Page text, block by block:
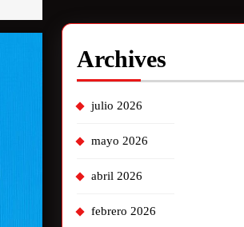
Archives
julio 2026
mayo 2026
abril 2026
febrero 2026